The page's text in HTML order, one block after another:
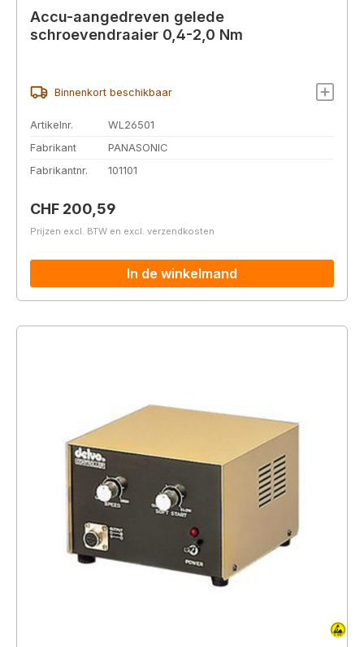
Accu-aangedreven gelede
schroevendraaier 0,4-2,0 Nm
Binnenkort beschikbaar
Artikelnr.
WL26501
Fabrikant
PANASONIC
Fabrikantnr.
101101
Normale prijs:
CHF 200,59
Prijzen excl. BTW en excl. verzendkosten
In de winkelmand